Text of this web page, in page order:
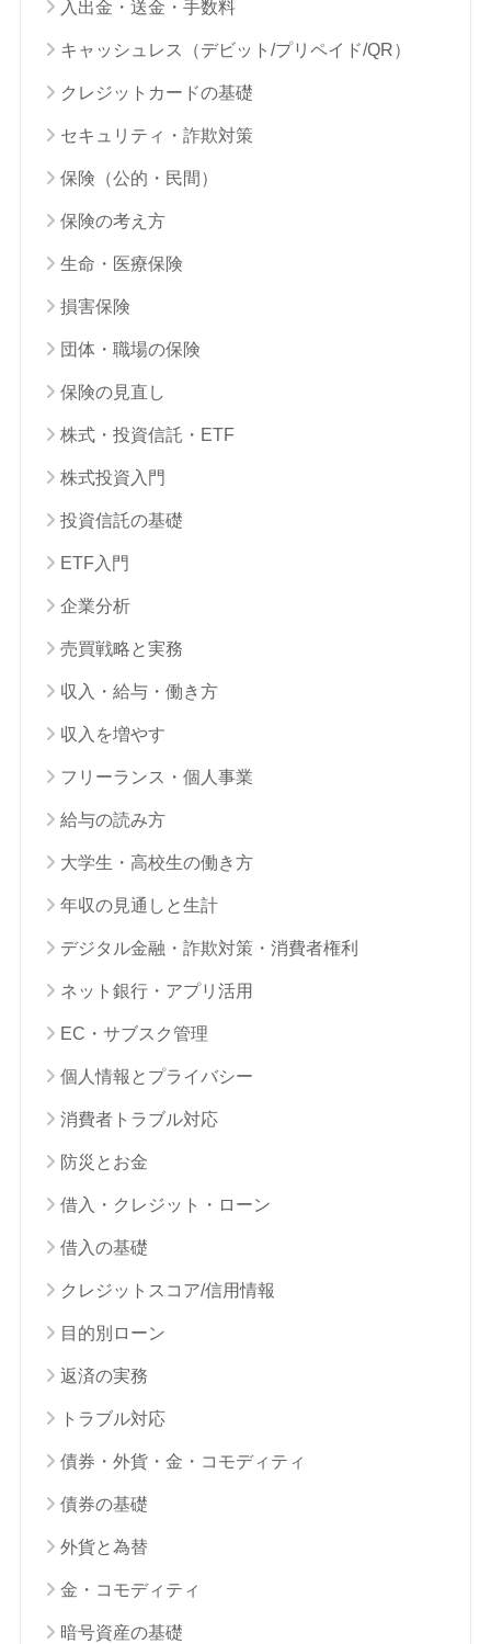
入出金・送金・手数料
キャッシュレス（デビット/プリペイド/QR）
クレジットカードの基礎
セキュリティ・詐欺対策
保険（公的・民間）
保険の考え方
生命・医療保険
損害保険
団体・職場の保険
保険の見直し
株式・投資信託・ETF
株式投資入門
投資信託の基礎
ETF入門
企業分析
売買戦略と実務
収入・給与・働き方
収入を増やす
フリーランス・個人事業
給与の読み方
大学生・高校生の働き方
年収の見通しと生計
デジタル金融・詐欺対策・消費者権利
ネット銀行・アプリ活用
EC・サブスク管理
個人情報とプライバシー
消費者トラブル対応
防災とお金
借入・クレジット・ローン
借入の基礎
クレジットスコア/信用情報
目的別ローン
返済の実務
トラブル対応
債券・外貨・金・コモディティ
債券の基礎
外貨と為替
金・コモディティ
暗号資産の基礎